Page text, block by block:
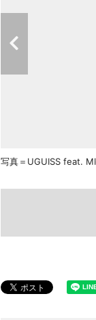
写真＝UGUISS feat.